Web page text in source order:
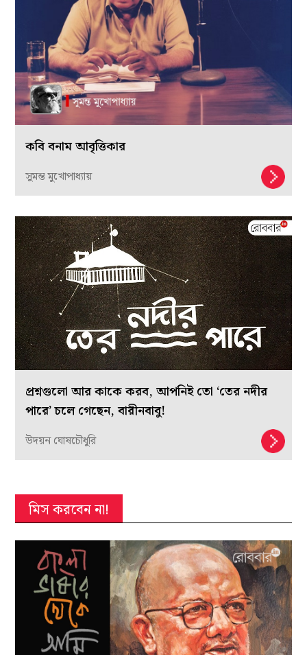
কবি বনাম আবৃত্তিকার
সুমন্ত মুখোপাধ্যায়
প্রশ্নগুলো আর কাকে করব, আপনিই তো ‘তের নদীর
পারে’ চলে গেছেন, বারীনবাবু!
উদয়ন ঘোষচৌধুরি
মিস করবেন না!